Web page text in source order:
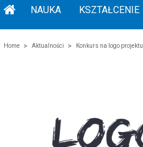
NAUKA KSZTAŁCENIE
Home Aktualności Konkurs na logo projektu